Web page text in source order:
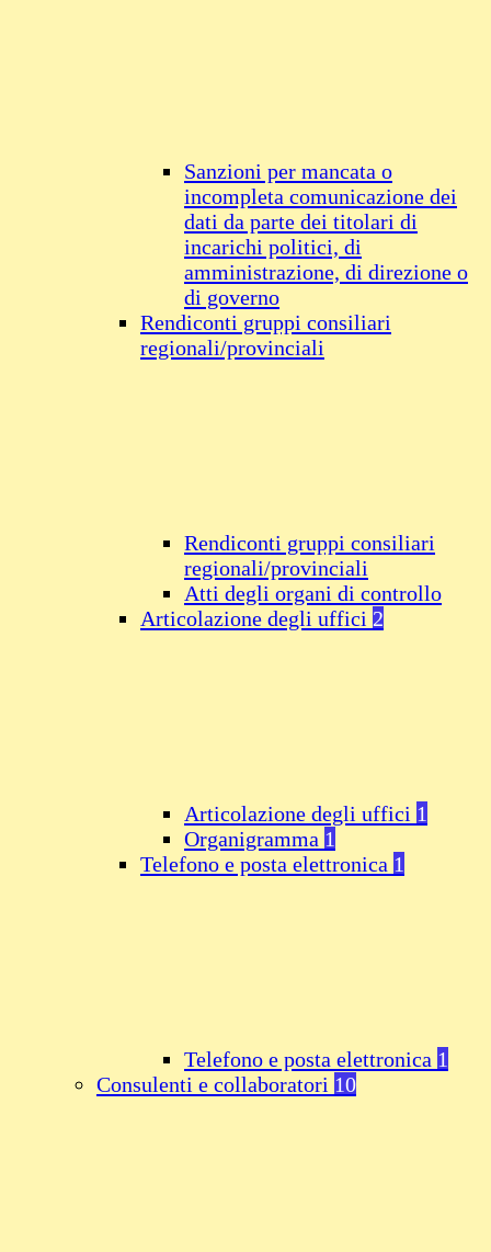
Sanzioni per mancata o
incompleta comunicazione dei
dati da parte dei titolari di
incarichi politici, di
amministrazione, di direzione o
di governo
Rendiconti gruppi consiliari
regionali/provinciali
Rendiconti gruppi consiliari
regionali/provinciali
Atti degli organi di controllo
Articolazione degli uffici 2
Articolazione degli uffici 1
Organigramma 1
Telefono e posta elettronica 1
Telefono e posta elettronica 1
Consulenti e collaboratori 10